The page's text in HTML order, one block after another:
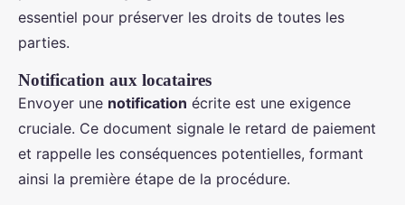
essentiel pour préserver les droits de toutes les
parties.
Notification aux locataires
Envoyer une notification écrite est une exigence
cruciale. Ce document signale le retard de paiement
et rappelle les conséquences potentielles, formant
ainsi la première étape de la procédure.